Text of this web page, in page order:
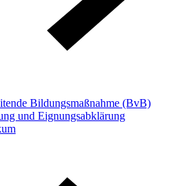
Bildungsmaßnahme (BvB)
und Eignungsabklärung